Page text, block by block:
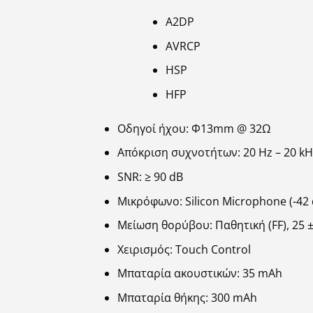
A2DP
AVRCP
HSP
HFP
Οδηγοί ήχου: Φ13mm @ 32Ω
Απόκριση συχνοτήτων: 20 Hz – 20
SNR: ≥ 90 dB
Μικρόφωνο: Silicon Microphone (-42
Μείωση θορύβου: Παθητική (FF), 25
Χειρισμός: Touch Control
Μπαταρία ακουστικών: 35 mAh
Μπαταρία θήκης: 300 mAh